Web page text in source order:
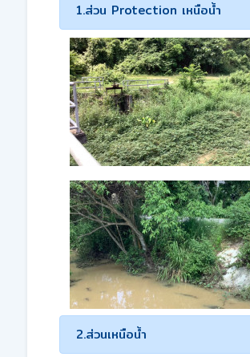
1.ส่วน Protection เหนือน้ำ
2.ส่วนเหนือน้ำ